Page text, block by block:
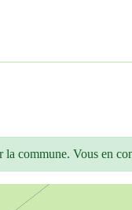
la commune. Vous en